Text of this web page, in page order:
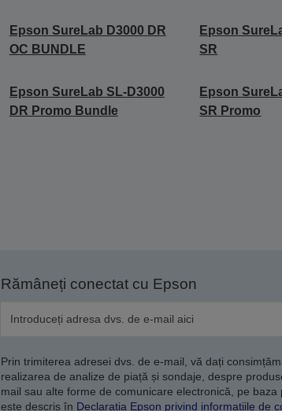
Epson SureLab D3000 DR
OC BUNDLE
Epson
SR
Epson SureLab SL-D3000
DR Promo Bundle
Epson
SR Promo
Rămâneți conectat cu Epson
Prin trimiterea adresei dvs. de e-mail, vă dați
realizarea de analize de piață și sondaje, despre
mail sau alte forme de comunicare electronică, pe
este descris în Declarația Epson privind informațiile de